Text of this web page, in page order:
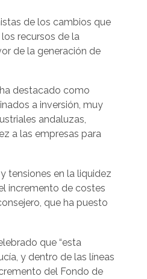
de los cambios que
recursos de la
de la generación de
destacado como
a inversión, muy
andaluzas,
a las empresas para
tensiones en la liquidez
incremento de costes
que ha puesto
que “esta
y dentro de las líneas
del Fondo de